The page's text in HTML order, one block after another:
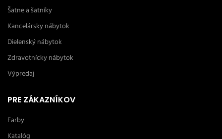
Šatne a šatníky
Kancelársky nábytok
Dielenský nábytok
Zdravotnícky nábytok
Výpredaj
PRE ZÁKAZNÍKOV
Farby
Katalóg